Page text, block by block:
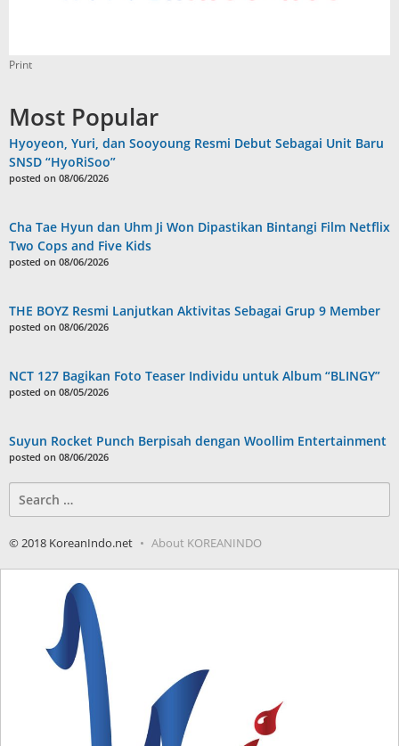
Print
Most Popular
Hyoyeon, Yuri, dan Sooyoung Resmi Debut Sebagai Unit Baru
SNSD “HyoRiSoo”
posted on 08/06/2026
Cha Tae Hyun dan Uhm Ji Won Dipastikan Bintangi Film Netflix
Two Cops and Five Kids
posted on 08/06/2026
THE BOYZ Resmi Lanjutkan Aktivitas Sebagai Grup 9 Member
posted on 08/06/2026
NCT 127 Bagikan Foto Teaser Individu untuk Album “BLINGY”
posted on 08/05/2026
Suyun Rocket Punch Berpisah dengan Woollim Entertainment
posted on 08/06/2026
for:
© 2018 KoreanIndo.net About KOREANINDO